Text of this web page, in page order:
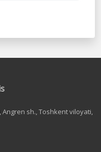
sh., Toshkent viloyati,